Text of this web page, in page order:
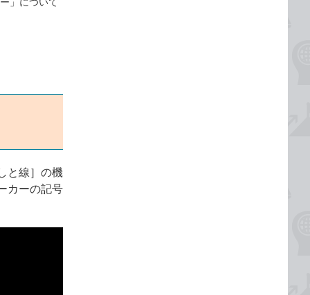
と線］の機
カーの記号